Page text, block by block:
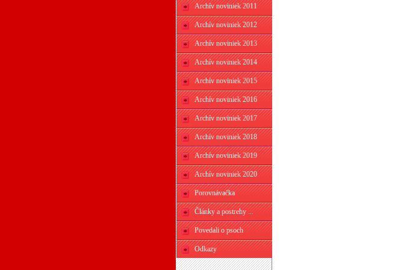
Archív noviniek 2011
Archív noviniek 2012
Archív noviniek 2013
Archív noviniek 2014
Archív noviniek 2015
Archív noviniek 2016
Archív noviniek 2017
Archív noviniek 2018
Archív noviniek 2019
Archív noviniek 2020
Porovnávačka
Články a postrehy ...
Povedali o psoch
Odkazy